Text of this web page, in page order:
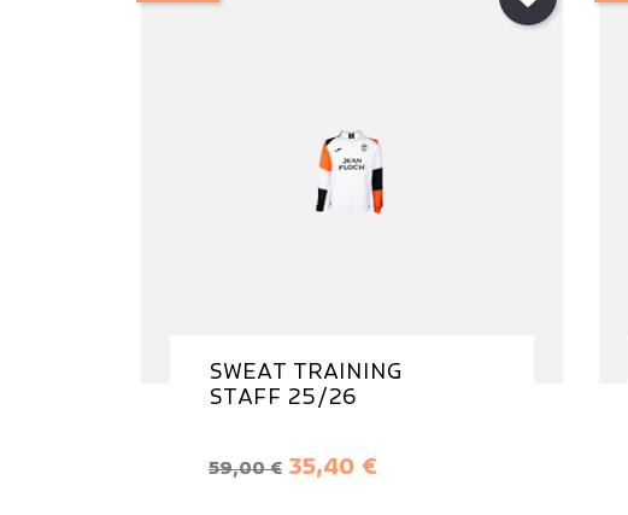
SWEAT TRAINING
STAFF 25/26
Prix de base
59,00 € Prix
35,40 €